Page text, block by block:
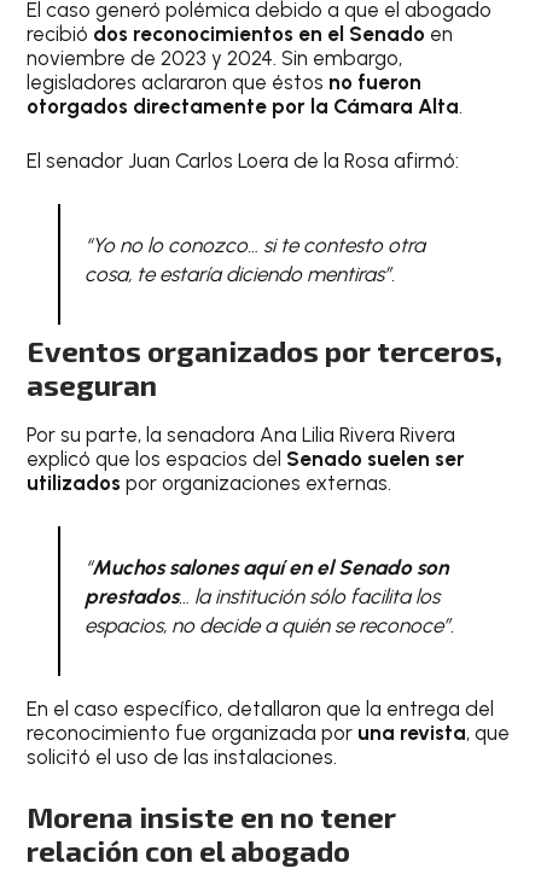
El caso generó polémica debido a que el abogado
recibió dos reconocimientos en el Senado en
noviembre de 2023 y 2024. Sin embargo,
legisladores aclararon que éstos no fueron
otorgados directamente por la Cámara Alta.
El senador Juan Carlos Loera de la Rosa afirmó:
“Yo no lo conozco… si te contesto otra
cosa, te estaría diciendo mentiras”.
Eventos organizados por terceros,
aseguran
Por su parte, la senadora Ana Lilia Rivera Rivera
explicó que los espacios del Senado suelen ser
utilizadospor organizaciones externas.
“Muchos salones aquí en el Senado son
prestados… la institución sólo facilita los
espacios, no decide a quién se reconoce”.
En el caso específico, detallaron que la entrega del
reconocimiento fue organizada por una revista, que
solicitó el uso de las instalaciones.
Morena insiste en no tener
relación con el abogado